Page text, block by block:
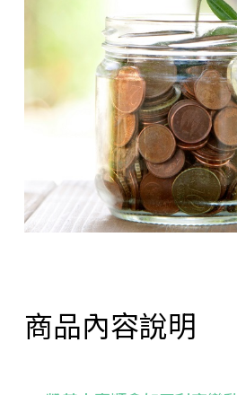
商品內容說明